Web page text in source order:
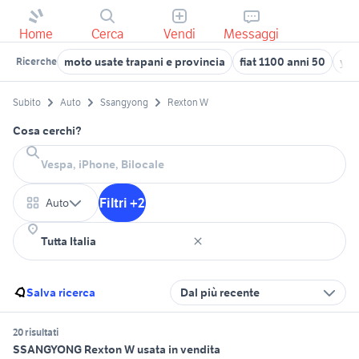
Home Cerca Vendi Messaggi
Ricerche moto usate trapani e provincia fiat 1100 anni 50
Subito Auto Ssangyong Rexton W
Cosa cerchi?
Auto Filtri +2
Salva ricerca Dal più recente
20 risultati
SSANGYONG Rexton W usata in vendita